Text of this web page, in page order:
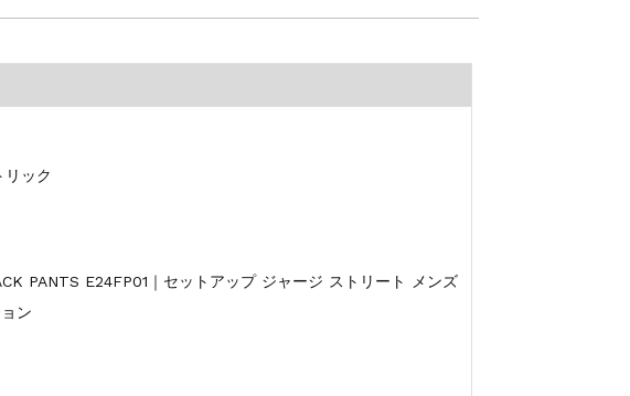
ック
PANTS E24FP01｜セットアップ ジャージ ストリート メンズ
ン